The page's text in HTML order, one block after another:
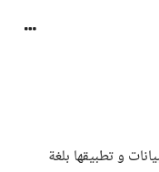
و تطبيقها بلغة